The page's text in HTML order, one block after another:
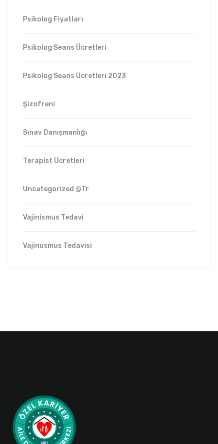
Psikolog Fiyatları
Psikolog Seans Ücretleri
Psikolog Seans Ücretleri 2023
Şizofreni
Sınav Danışmanlığı
Terapist Ücretleri
Uncategorized @tr
Vajinismus Tedavi
Vajinusmus Tedavisi